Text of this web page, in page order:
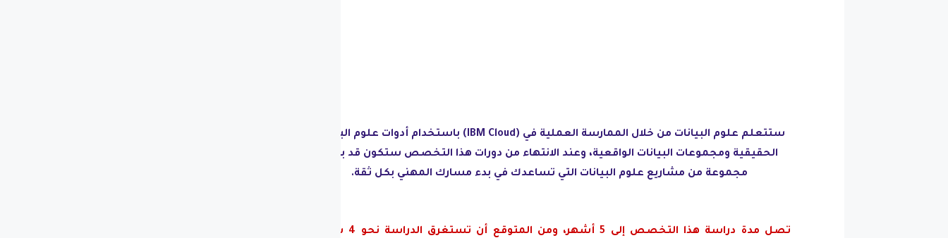
ستتعلم علوم البيانات من خلال الممارسة العملية في (IBM Cloud) باستخدام أدوات علوم البيانات
الحقيقية ومجموعات البيانات الواقعية، وعند الانتهاء من دورات هذا التخصص ستكون قد بنيت
مجموعة من مشاريع علوم البيانات التي تساعدك في بدء مسارك المهني بكل ثقة.
تصل مدة دراسة هذا التخصص إلى 5 أشهر، ومن المتوقع أن تستغرق الدراسة نحو 4 ساعات